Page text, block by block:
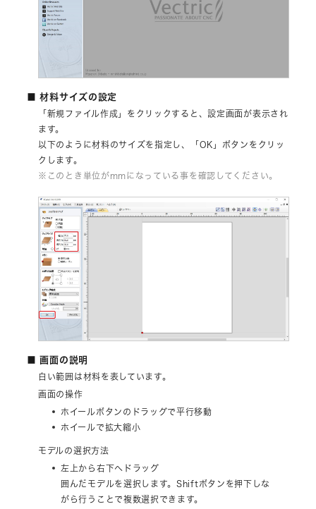
■ 材料サイズの設定
「新規ファイル作成」をクリックすると、設定画面が表示され
ます。
以下のように材料のサイズを指定し、「OK」ボタンをクリッ
クします。
※このとき単位がmmになっている事を確認してください。
■ 画面の説明
白い範囲は材料を表しています。
画面の操作
ホイールボタンのドラッグで平行移動
ホイールで拡大縮小
モデルの選択方法
左上から右下へドラッグ
囲んだモデルを選択します。Shiftボタンを押下しな
がら行うことで複数選択できます。